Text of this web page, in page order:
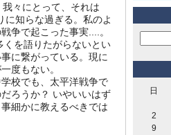
々にとって、それは
に知らな過ぎる。私のよ
争で起こった事実....。
くを語りたがらないとい
に繋がっている。現に
度もない。
校でも、太平洋戦争で
ろうか？ いやいいはず
細かに教えるべきでは
日
2
9